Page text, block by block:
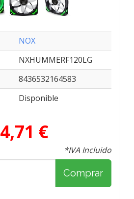
NOX
NXHUMMERF120LG
8436532164583
Disponible
4,71 €
*IVA Incluido
Comprar